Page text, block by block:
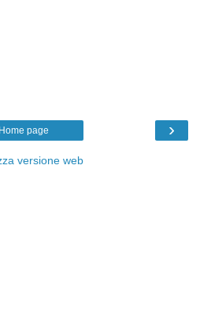
›
Home page
versione web